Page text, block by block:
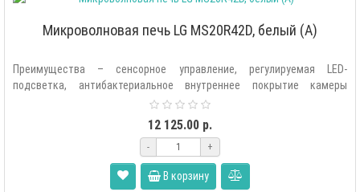
Микроволновая печь LG MS20R42D, белый (A)
Преимущества – сенсорное управление, регулируемая LED-
подсветка, антибактериальное внутреннее покрытие камеры
«EasyClean», экономия элект..
12 125.00 р.
- +
В корзину